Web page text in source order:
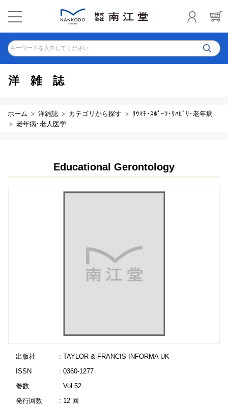
キーワードを入力してください
洋雑誌
ホーム 洋雑誌 カテゴリから探す
ﾘｳﾏﾁ･ｽﾎﾟｰﾂ･ﾘﾊﾋﾞﾘ･老年病
老年病･老人医学
Educational Gerontology
出版社
: TAYLOR & FRANCIS INFORMA UK
ISSN
: 0360-1277
巻数
: Vol.52
発行回数
: 12 回